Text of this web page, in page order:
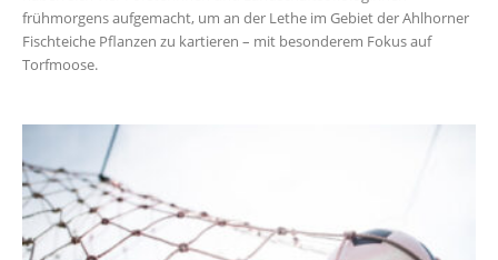
frühmorgens aufgemacht, um an der Lethe im Gebiet der Ahlhorner
Fischteiche Pflanzen zu kartieren – mit besonderem Fokus auf
Torfmoose.